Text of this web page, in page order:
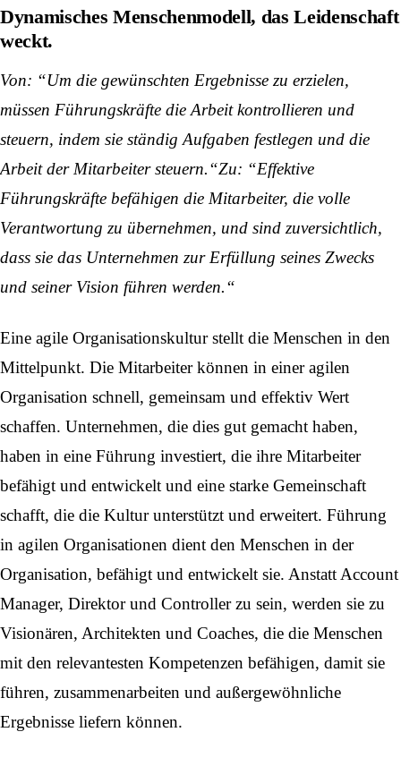
Dynamisches Menschenmodell, das Leidenschaft
weckt.
Von: “Um die gewünschten Ergebnisse zu erzielen,
müssen Führungskräfte die Arbeit kontrollieren und
steuern, indem sie ständig Aufgaben festlegen und die
Arbeit der Mitarbeiter steuern.“Zu: “Effektive
Führungskräfte befähigen die Mitarbeiter, die volle
Verantwortung zu übernehmen, und sind zuversichtlich,
dass sie das Unternehmen zur Erfüllung seines Zwecks
und seiner Vision führen werden.“
Eine agile Organisationskultur stellt die Menschen in den
Mittelpunkt. Die Mitarbeiter können in einer agilen
Organisation schnell, gemeinsam und effektiv Wert
schaffen. Unternehmen, die dies gut gemacht haben,
haben in eine Führung investiert, die ihre Mitarbeiter
befähigt und entwickelt und eine starke Gemeinschaft
schafft, die die Kultur unterstützt und erweitert. Führung
in agilen Organisationen dient den Menschen in der
Organisation, befähigt und entwickelt sie. Anstatt Account
Manager, Direktor und Controller zu sein, werden sie zu
Visionären, Architekten und Coaches, die die Menschen
mit den relevantesten Kompetenzen befähigen, damit sie
führen, zusammenarbeiten und außergewöhnliche
Ergebnisse liefern können.